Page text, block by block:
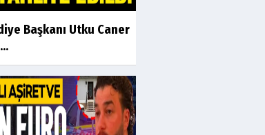
Başkanı Utku Caner